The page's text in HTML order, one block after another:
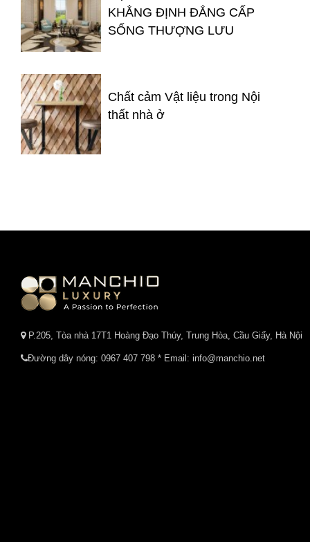
KHẲNG ĐỊNH ĐẲNG CẤP
SỐNG THƯỢNG LƯU
Chất cảm Vật liệu trong Nội
thất nhà ở
P.205, Tòa nhà 17T1 Hoàng Đạo Thúy, Trung Hòa, Cầu Giấy, Hà Nội
Đường dây nóng: 0967 407 798 * Email: info@manchio.net